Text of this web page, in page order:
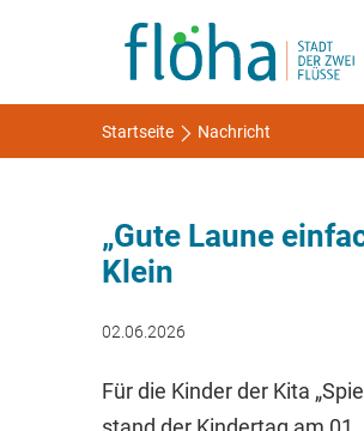
Startseite Nachricht
„Gute Laune
Klein
02.06.2026
Für die Kinder der Kita